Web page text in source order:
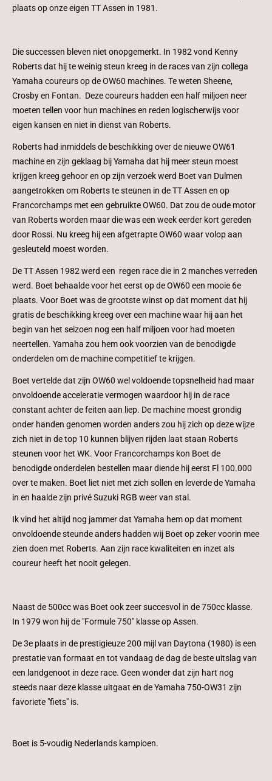
plaats op onze eigen TT Assen in 1981.
Die successen bleven niet onopgemerkt. In 1982 vond Kenny
Roberts dat hij te weinig steun kreeg in de races van zijn collega
Yamaha coureurs op de OW60 machines. Te weten Sheene,
Crosby en Fontan. Deze coureurs hadden een half miljoen neer
moeten tellen voor hun machines en reden logischerwijs voor
eigen kansen en niet in dienst van Roberts.
Roberts had inmiddels de beschikking over de nieuwe OW61
machine en zijn geklaag bij Yamaha dat hij meer steun moest
krijgen kreeg gehoor en op zijn verzoek werd Boet van Dulmen
aangetrokken om Roberts te steunen in de TT Assen en op
Francorchamps met een gebruikte OW60. Dat zou de oude motor
van Roberts worden maar die was een week eerder kort gereden
door Rossi. Nu kreeg hij een afgetrapte OW60 waar volop aan
gesleuteld moest worden.
De TT Assen 1982 werd een regen race die in 2 manches verreden
werd. Boet behaalde voor het eerst op de OW60 een mooie 6e
plaats. Voor Boet was de grootste winst op dat moment dat hij
gratis de beschikking kreeg over een machine waar hij aan het
begin van het seizoen nog een half miljoen voor had moeten
neertellen. Yamaha zou hem ook voorzien van de benodigde
onderdelen om de machine competitief te krijgen.
Boet vertelde dat zijn OW60 wel voldoende topsnelheid had maar
onvoldoende acceleratie vermogen waardoor hij in de race
constant achter de feiten aan liep. De machine moest grondig
onder handen genomen worden anders zou hij zich op deze wijze
zich niet in de top 10 kunnen blijven rijden laat staan Roberts
steunen voor het WK. Voor Francorchamps kon Boet de
benodigde onderdelen bestellen maar diende hij eerst Fl 100.000
over te maken. Boet liet niet met zich sollen en leverde de Yamaha
in en haalde zijn privé Suzuki RGB weer van stal.
Ik vind het altijd nog jammer dat Yamaha hem op dat moment
onvoldoende steunde anders hadden wij Boet op zeker voorin mee
zien doen met Roberts. Aan zijn race kwaliteiten en inzet als
coureur heeft het nooit gelegen.
Naast de 500cc was Boet ook zeer succesvol in de 750cc klasse.
In 1979 won hij de "Formule 750" klasse op Assen.
De 3e plaats in de prestigieuze 200 mijl van Daytona (1980) is een
prestatie van formaat en tot vandaag de dag de beste uitslag van
een landgenoot in deze race. Geen wonder dat zijn hart nog
steeds naar deze klasse uitgaat en de Yamaha 750-OW31 zijn
favoriete "fiets" is.
Boet is 5-voudig Nederlands kampioen.